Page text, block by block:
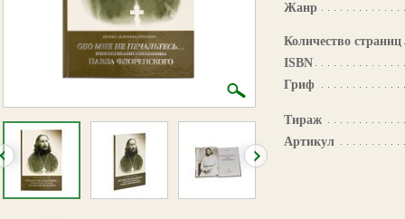
Жанр
Количество страниц
ISBN
Гриф
Тираж
Артикул